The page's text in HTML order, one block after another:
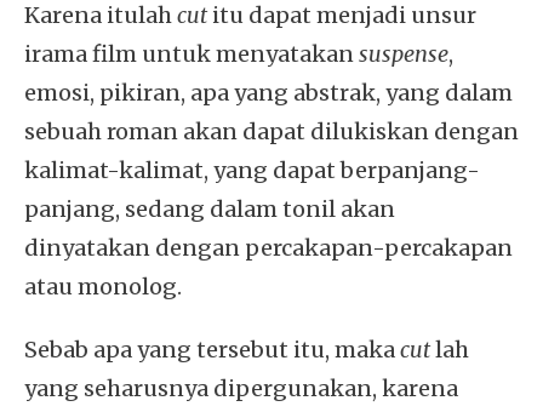
Karena itulahcutitu dapat menjadi unsur
irama film untuk menyatakansuspense,
emosi, pikiran, apa yang abstrak, yang dalam
sebuah roman akan dapat dilukiskan dengan
kalimat-kalimat, yang dapat berpanjang-
panjang, sedang dalam tonil akan
dinyatakan dengan percakapan-percakapan
atau monolog.
Sebab apa yang tersebut itu, makacutlah
yang seharusnya dipergunakan, karena